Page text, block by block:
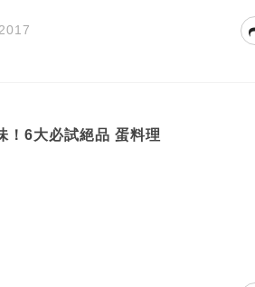
！6大必試絕品 蛋料理